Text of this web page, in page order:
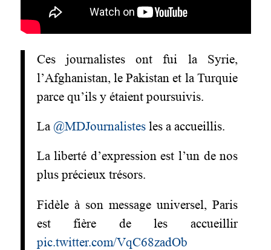
Ces journalistes ont fui la Syrie,
l’Afghanistan, le Pakistan et la Turquie
parce qu’ils y étaient poursuivis.
La @MDJournalistesles a accueillis.
La liberté d’expression est l’un de nos
plus précieux trésors.
Fidèle à son message universel, Paris
est fière de les accueillir
pic.twitter.com/VqC68zadOb